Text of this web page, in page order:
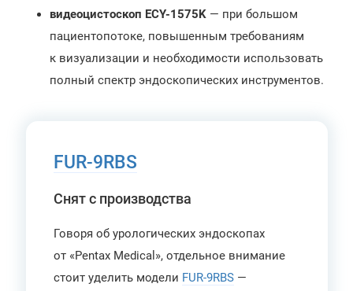
видеоцистоскоп ECY-1575K— при большом
пациентопотоке, повышенным требованиям
к визуализации и необходимости использовать
полный спектр эндоскопических инструментов.
FUR-9RBS
Снят с производства
Говоря об урологических эндоскопах
от «Pentax Medical», отдельное внимание
стоит уделить модели FUR-9RBS—